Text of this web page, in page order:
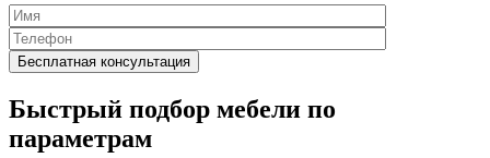
Быстрый подбор мебели по
параметрам